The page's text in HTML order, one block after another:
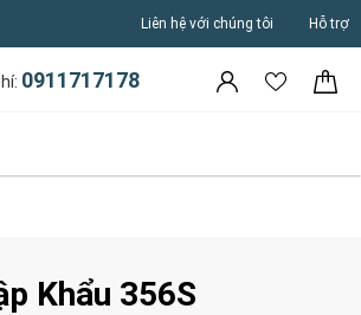
Liên hệ với chúng tôi Hỗ trợ
0911717178
Khẩu 356S